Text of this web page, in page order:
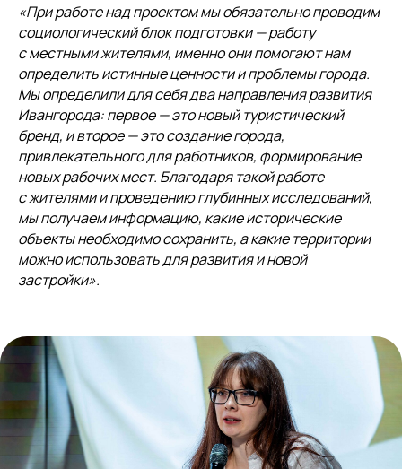
«При работе над проектом мы обязательно проводим
социологический блок подготовки — работу
с местными жителями, именно они помогают нам
определить истинные ценности и проблемы города.
Мы определили для себя два направления развития
Ивангорода: первое — это новый туристический
бренд, и второе — это создание города,
привлекательного для работников, формирование
новых рабочих мест. Благодаря такой работе
с жителями и проведению глубинных исследований,
мы получаем информацию, какие исторические
объекты необходимо сохранить, а какие территории
можно использовать для развития и новой
застройки».